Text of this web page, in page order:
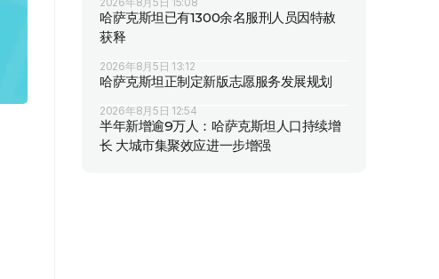
哈萨克斯坦已有1300余名服刑人员因特赦
获释
2026年8月5日 13:12
哈萨克斯坦正制定新版志愿服务发展规划
2026年8月5日 12:54
半年新增逾9万人：哈萨克斯坦人口持续增
长 大城市集聚效应进一步增强